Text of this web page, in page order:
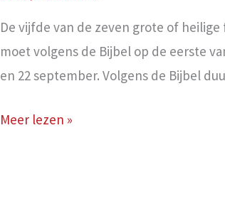
De vijfde van de zeven grote of
moet volgens de Bijbel op de eerste
en 22 september. Volgens de Bijbel
Ben
Meer lezen »